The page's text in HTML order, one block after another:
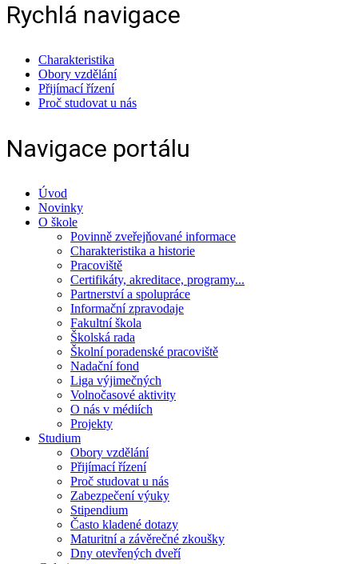
Rychlá navigace
Charakteristika
Obory vzdělání
Přijímací řízení
Proč studovat u nás
Navigace portálu
Úvod
Novinky
O škole
Povinně zveřejňované informace
Charakteristika a historie
Pracoviště
Certifikáty, akreditace, programy...
Partnerství a spolupráce
Informační zpravodaje
Fakultní škola
Školská rada
Školní poradenské pracoviště
Nadační fond
Liga výjimečných
Volnočasové aktivity
O nás v médiích
Projekty
Studium
Obory vzdělání
Přijímací řízení
Proč studovat u nás
Zabezpečení výuky
Stipendium
Často kladené dotazy
Maturitní a závěrečné zkoušky
Dny otevřených dveří